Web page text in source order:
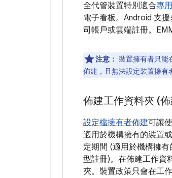
全代管裝置特別適合專
電子看板。Android 支
司帳戶或雲端註冊。
注意： 裝置擁有者只能
佈建，且無法設定裝置擁有
佈建工作資料夾 (
設定檔擁有者佈建可讓
適用於機構擁有的裝置
定期間 (適用於機構擁
型註冊)。在佈建工作資
夾。裝置政策只會在工